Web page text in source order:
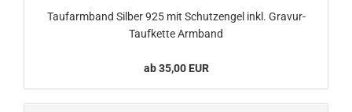
Taufarmband Silber 925 mit Schutzengel inkl. Gravur-
Taufkette Armband
ab 35,00 EUR